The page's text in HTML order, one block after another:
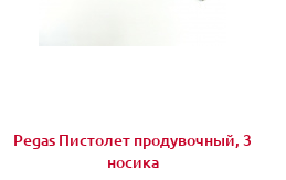
Pegas Пистолет продувочный, 3
носика